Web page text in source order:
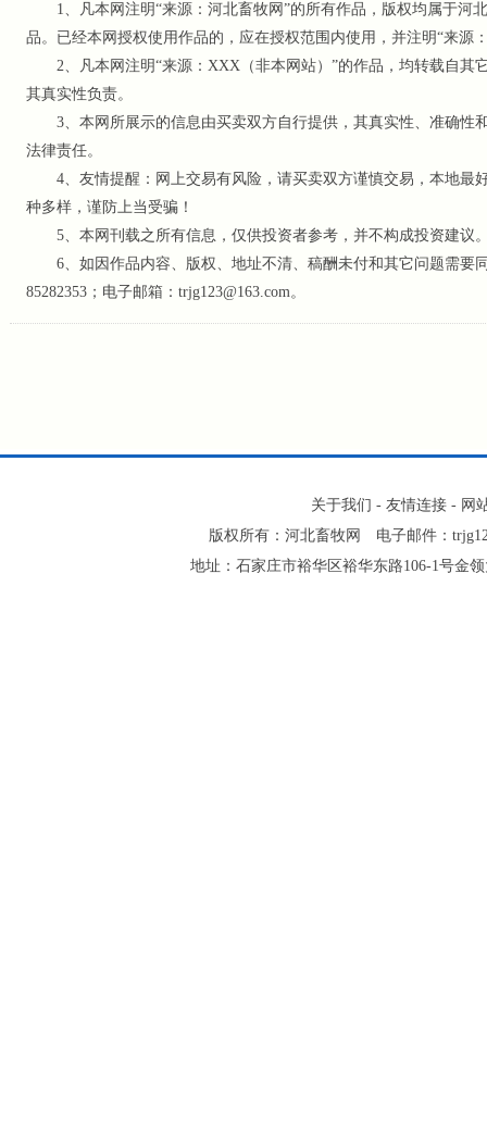
1、凡本网注明“来源：河北畜牧网”的所有作品，版权均属于河
品。已经本网授权使用作品的，应在授权范围内使用，并注明“来源
2、凡本网注明“来源：XXX（非本网站）”的作品，均转载自其
其真实性负责。
3、本网所展示的信息由买卖双方自行提供，其真实性、准确性
法律责任。
4、友情提醒：网上交易有风险，请买卖双方谨慎交易，本地最
种多样，谨防上当受骗！
5、本网刊载之所有信息，仅供投资者参考 ，并不构成投资建议
6、如因作品内容、版权、地址不清、稿酬未付和其它问题需要
85282353；电子邮箱：trjg123@163.com。
关于我们 - 友情连接 - 网
版权所有：河北畜牧网 电子邮件：
地址：石家庄市裕华区裕华东路106-1号金领